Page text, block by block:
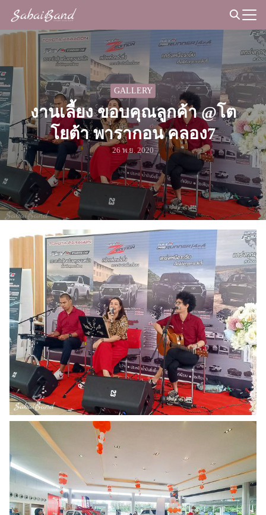
content
Search
GALLERY
งานเลี้ยง ขอบคุณลูกค้า @โต
โยต้า พารากอน คลอง7
26 พ.ย. 2020